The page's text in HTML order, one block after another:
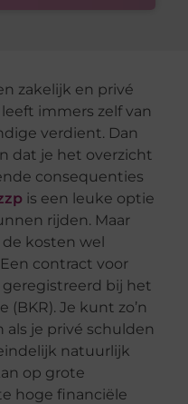
zakelijk en privé
immers zelf van
verdient. Dan
dat je het overzicht
consequenties
is een leuke optie
rijden. Maar
kosten wel
contract voor
bij het
Je kunt zo’n
je privé schulden
natuurlijk
op grote
hoge financiële